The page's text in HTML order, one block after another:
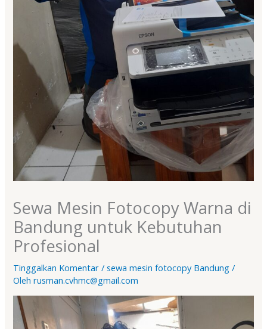
Sewa Mesin Fotocopy Warna di
Bandung untuk Kebutuhan
Profesional
Tinggalkan Komentar /sewa mesin fotocopy Bandung /
Olehrusman.cvhmc@gmail.com